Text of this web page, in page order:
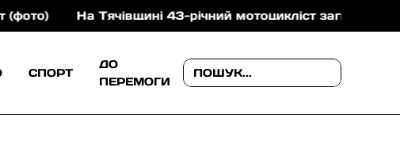
На Тячівщині 43-річний мотоцикліст загинув після
СПОРТ
ДО
ПЕРЕМОГИ